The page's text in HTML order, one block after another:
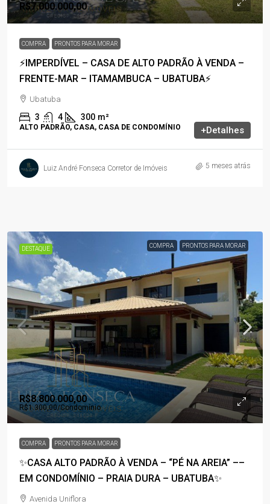
R$7.000.000,00
COMPRA PRONTOS PARA MORAR
⚡IMPERDÍVEL – CASA DE ALTO PADRÃO À VENDA –
FRENTE-MAR – ITAMAMBUCA – UBATUBA⚡
Ubatuba
3 4 300 m²
ALTO PADRÃO, CASA, CASA DE CONDOMÍNIO +Detalhes
Luiz André Fonseca Corretor de Imóveis 5 meses atrás
DESTAQUE COMPRA PRONTOS PARA MORAR
R$8.800.000,00
R$1.300,00/Condomínio
COMPRA PRONTOS PARA MORAR
✨CASA ALTO PADRÃO À VENDA – “PÉ NA AREIA” ––
EM CONDOMÍNIO – PRAIA DURA – UBATUBA✨
Avenida Uniflora